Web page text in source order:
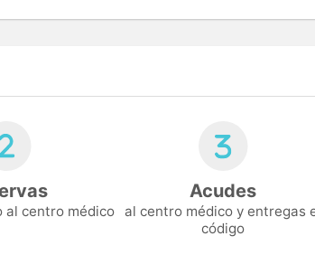
al centro médico
Acudes
al centro médico y entregas
código